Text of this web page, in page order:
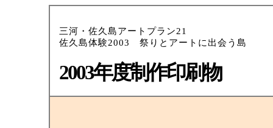
三河・佐久島アートプラン21
佐久島体験2003 祭りとアートに出会う島
2003年度制作印刷物